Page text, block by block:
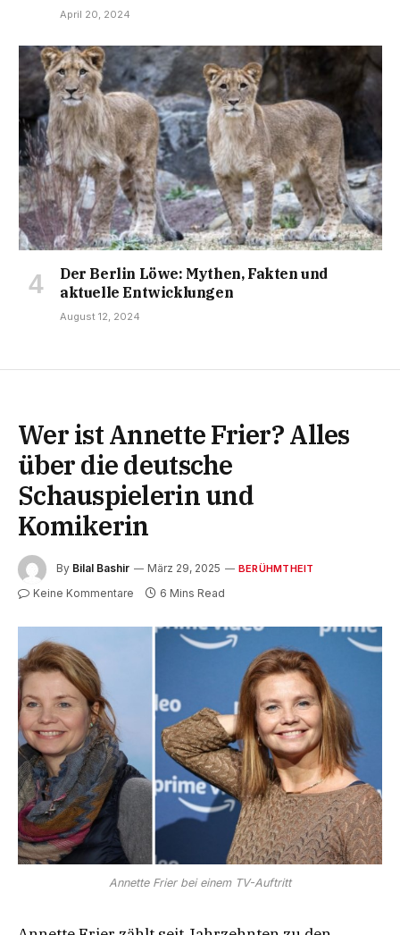
April 20, 2024
Der Berlin Löwe: Mythen, Fakten und
aktuelle Entwicklungen
August 12, 2024
Wer ist Annette Frier? Alles
über die deutsche
Schauspielerin und
Komikerin
By Bilal Bashir März 29, 2025 BERÜHMTHEIT
Keine Kommentare 6 Mins Read
Annette Frier bei einem TV-Auftritt